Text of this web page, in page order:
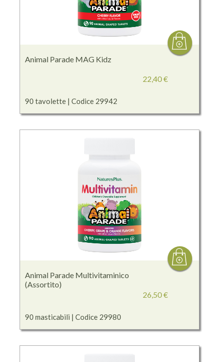
Animal Parade MAG Kidz
90 tavolette | Codice 29942
22,40 €
Animal Parade Multivitaminico
(Assortito)
90 masticabili | Codice 29980
26,50 €